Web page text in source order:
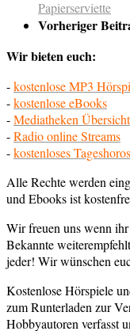
Papierserviette
Vorheriger
Wir bieten euch:
-kostenlose MP3
-kostenlose eBooks
-Mediatheken Übersicht
-Radio online Streams
-kostenloses
Alle Rechte werden
und Ebooks ist
Wir freuen uns wenn
Bekannte
jeder! Wir wünschen
Kostenlose Hörspiele
zum Runterladen zur
Hobbyautoren verfasst